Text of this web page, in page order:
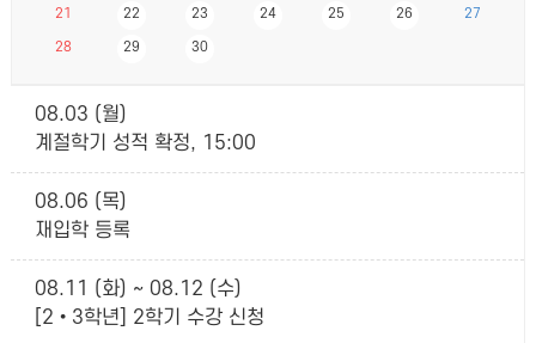
21 22 23 24 25 26 27
28 29 30
08.03 (월)
계절학기 성적 확정, 15:00
08.06 (목)
재입학 등록
08.11 (화) ~ 08.12 (수)
[2•3학년] 2학기 수강 신청